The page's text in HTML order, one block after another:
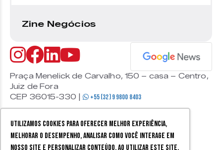
Utilizamos cookies para oferecer melhor experiência,
melhorar o desempenho, analisar como você interage em
nosso site e personalizar conteúdo. Ao utilizar este site,
Zine Negócios
Praça Menelick de Carvalho, 150 – casa – Centro,
Juiz de Fora
CEP 36015-330 |
+55 (32) 9 9800 8403